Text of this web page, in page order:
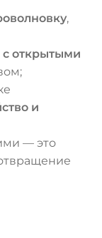
,
с открытыми
и
— это